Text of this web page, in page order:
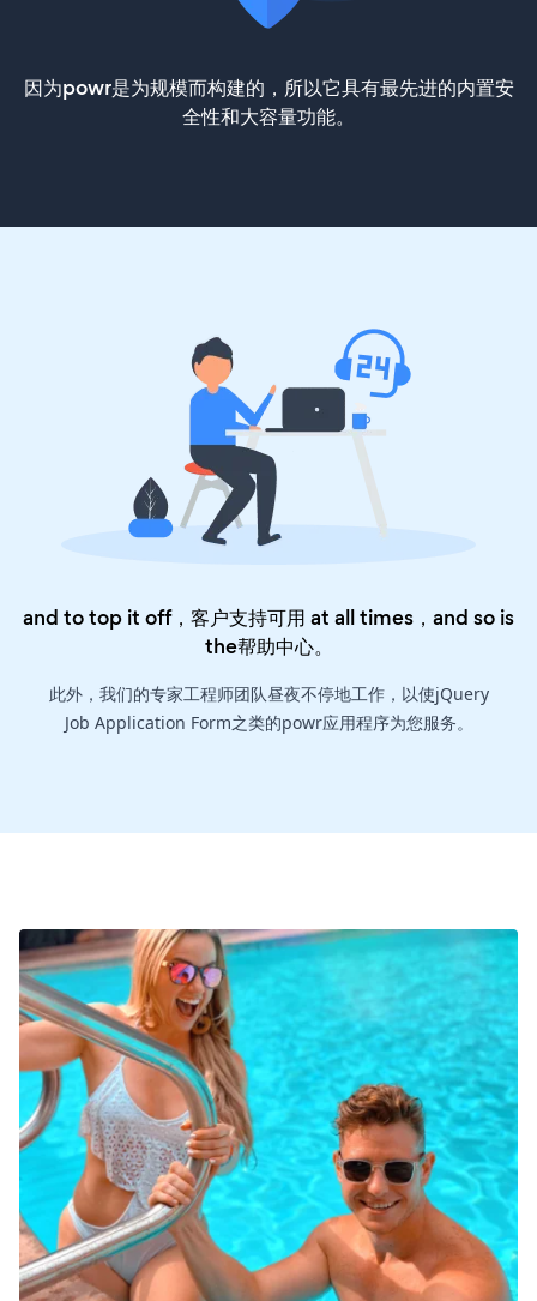
因为powr是为规模而构建的，所以它具有最先进的内置安
全性和大容量功能。
and to top it off，客户支持可用 at all times，and so is
the帮助中心。
此外，我们的专家工程师团队昼夜不停地工作，以使jQuery
Job Application Form之类的powr应用程序为您服务。